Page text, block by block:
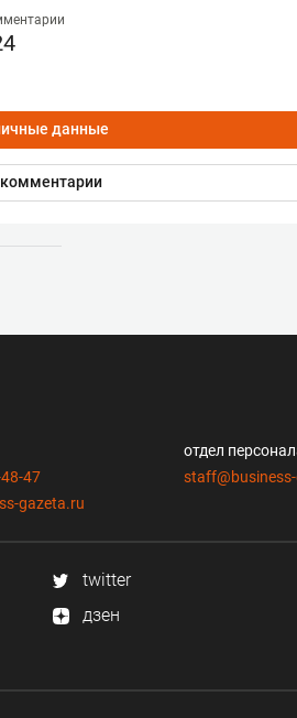
данные
комментарии
47
gazeta.ru
отдел
twitter
дзен